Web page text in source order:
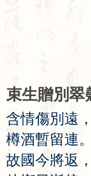
束生贈別翠
含情傷別 遠 ，
樽酒暫留連。
故國今將返 ，